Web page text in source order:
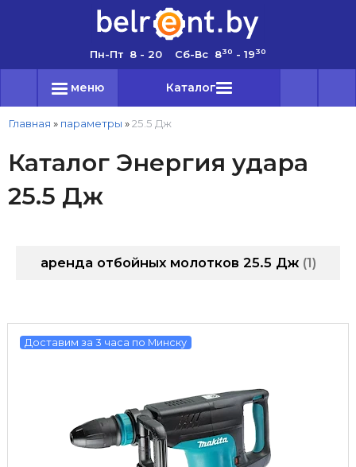
Пн-Пт 8 - 20 Сб-Вс 830 - 1930
меню Каталог
Главная » параметры »25.5 Дж
Каталог Энергия удара
25.5 Дж
аренда отбойных молотков 25.5 Дж 1
Доставим за 3 часа по Минску